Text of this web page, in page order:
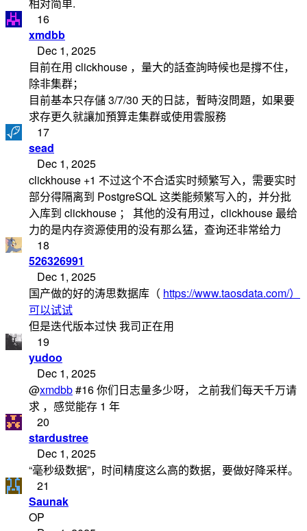
16
xmdbb
Dec 1, 2025
目前在用 clickhouse ，量大的話查詢時候也是撐不住，
除非集群；
目前基本只存儲 3/7/30 天的日誌，暫時沒問題，如果要
求存更久就讓加預算走集群或使用雲服務
17
sead
Dec 1, 2025
clickhouse +1 不过这个不合适实时频繁写入，需要实时
部分得隔离到 PostgreSQL 这类能频繁写入的，并分批
入库到 clickhouse ； 其他的没有用过，clickhouse 最给
力的是内存资源使用的没有那么猛，查询还非常给力
18
526326991
Dec 1, 2025
国产做的好的涛思数据库（ https://www.taosdata.com/）
可以试试
但是迭代版本过快 我司正在用
19
yudoo
Dec 1, 2025
@xmdbb#16 你们日志量多少呀， 之前我们每天千万请
求 ，感觉能存 1 年
20
stardustree
Dec 1, 2025
“毫秒级数据”，时间精度这么高的数据，要做好降采样。
21
Saunak
OP